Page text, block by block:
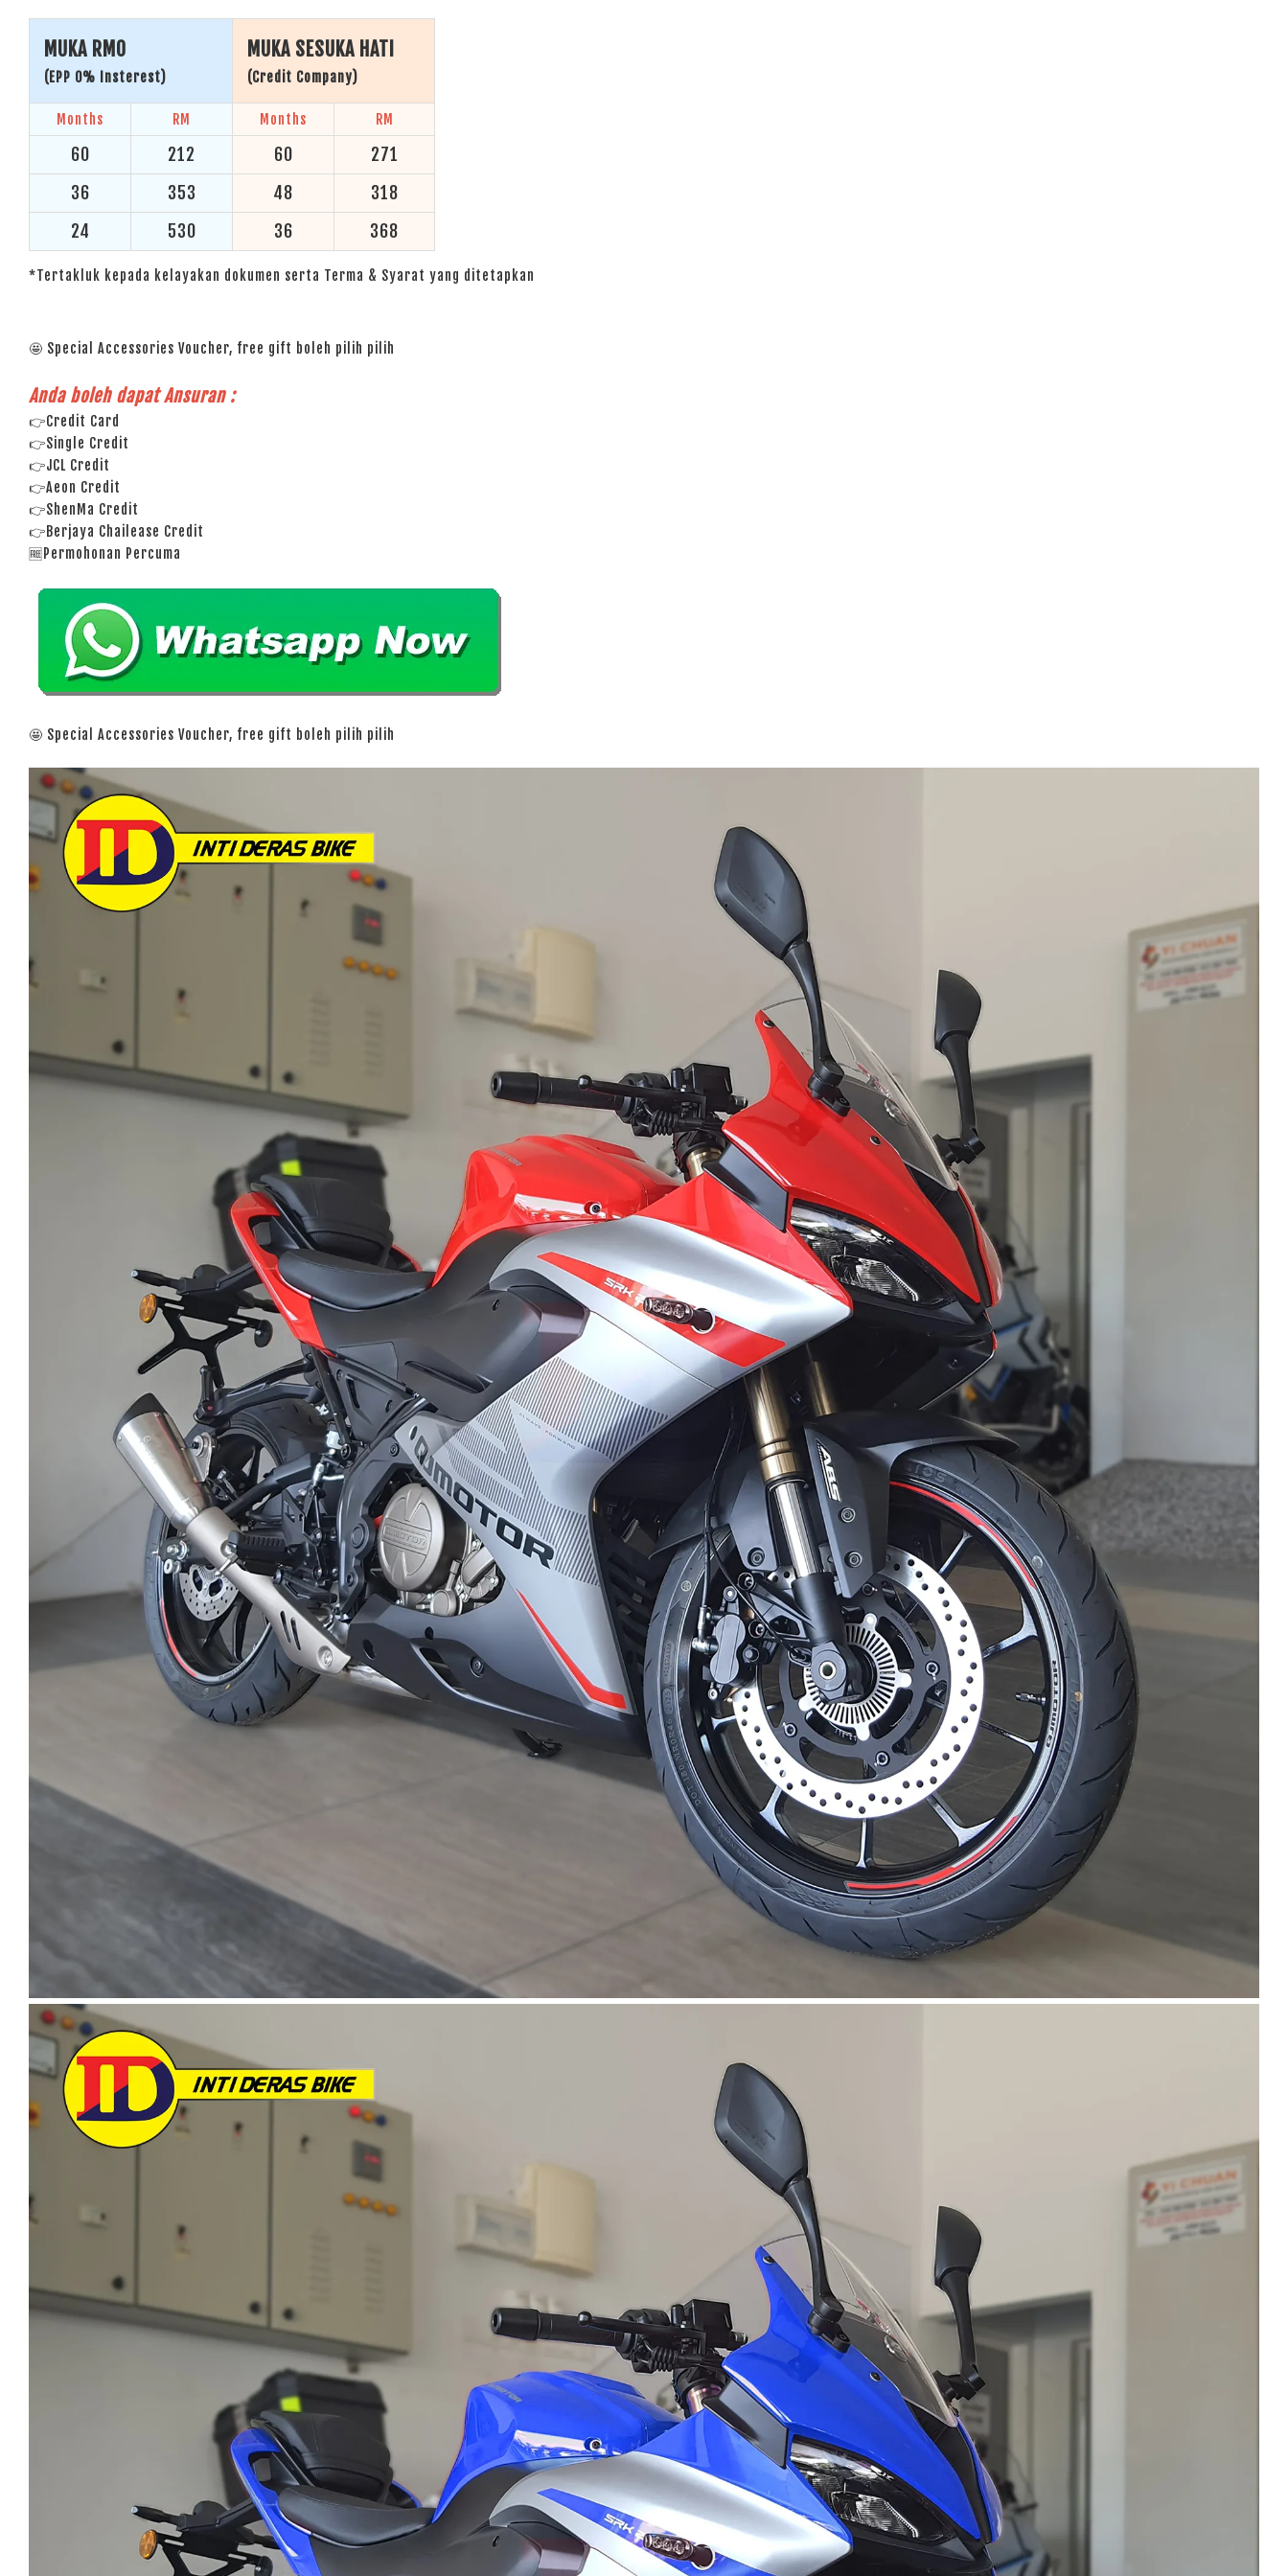
MUKA RM0
(EPP 0% Insterest)
MUKA SESUKA HATI
(Credit Company)
Months RM Months RM
60 212 60
271
36
353 48
318
24
530 36 368
*Tertakluk kepada kelayakan dokumen serta Terma & Syarat yang ditetapkan
🤩 Special Accessories Voucher, free gift boleh pilih pilih
Anda boleh dapat Ansuran :
👉Credit Card
👉Single Credit
👉JCL Credit
👉Aeon Credit
👉ShenMa Credit
👉Berjaya Chailease Credit
🆓Permohonan Percuma
🤩 Special Accessories Voucher, free gift boleh pilih pilih